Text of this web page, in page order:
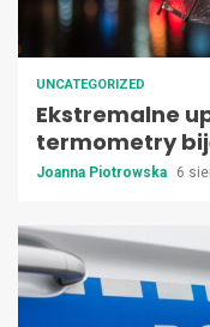
UNCATEGORIZED
Ekstremalne
termometry
Joanna Piotrowska 6